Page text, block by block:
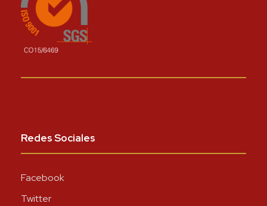
Redes Sociales
Facebook
Twitter